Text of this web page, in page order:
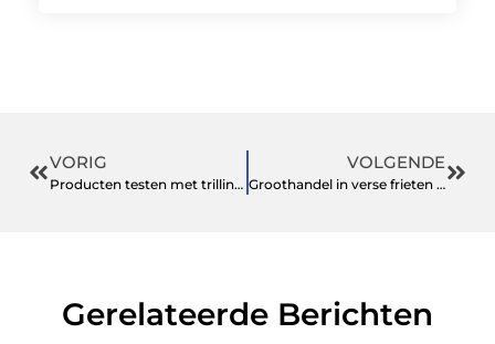
VORIG
Producten testen met trilling als fundament voor betrouwbaarheid
VOLGENDE
Groothandel in verse frieten met smaak die u merkt
Gerelateerde Berichten